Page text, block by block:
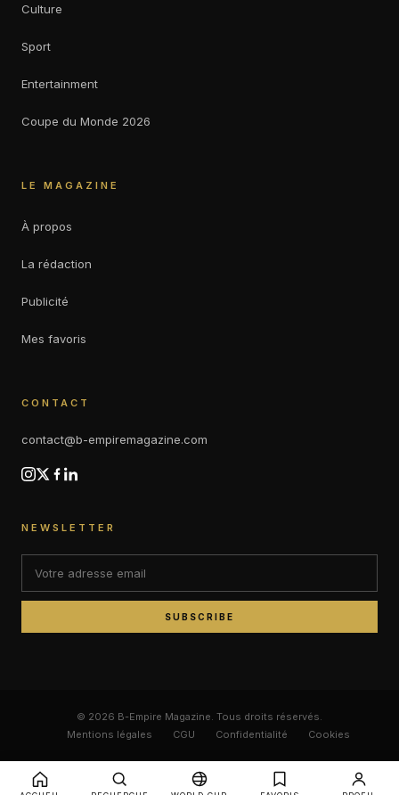
Culture
Sport
Entertainment
Coupe du Monde 2026
LE MAGAZINE
À propos
La rédaction
Publicité
Mes favoris
CONTACT
contact@b-empiremagazine.com
NEWSLETTER
SUBSCRIBE
© 2026 B-Empire Magazine. Tous droits réservés.
Mentions légales
CGU Confidentialité Cookies